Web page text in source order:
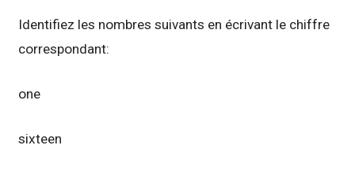
Identifiez les nombres suivants en écrivant le chiffre
correspondant:
one
sixteen